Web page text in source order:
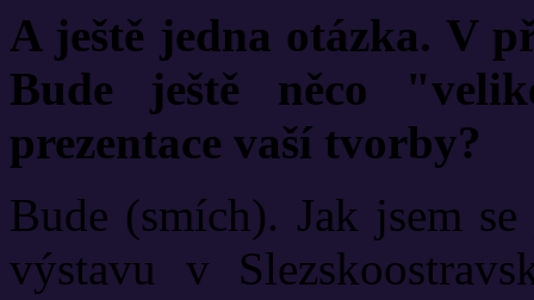
A ještě jedna otázka. V
Bude ještě něco
prezentace vaší tvorby?
Bude (smích). Jak jsem
výstavu v